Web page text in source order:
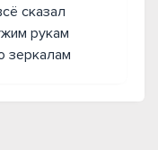
сказал
рукам
зеркалам